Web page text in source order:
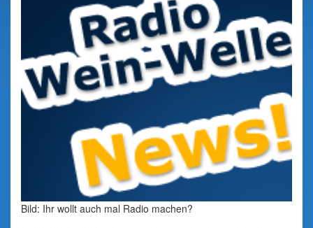
Bild: Ihr wollt auch mal Radio machen?